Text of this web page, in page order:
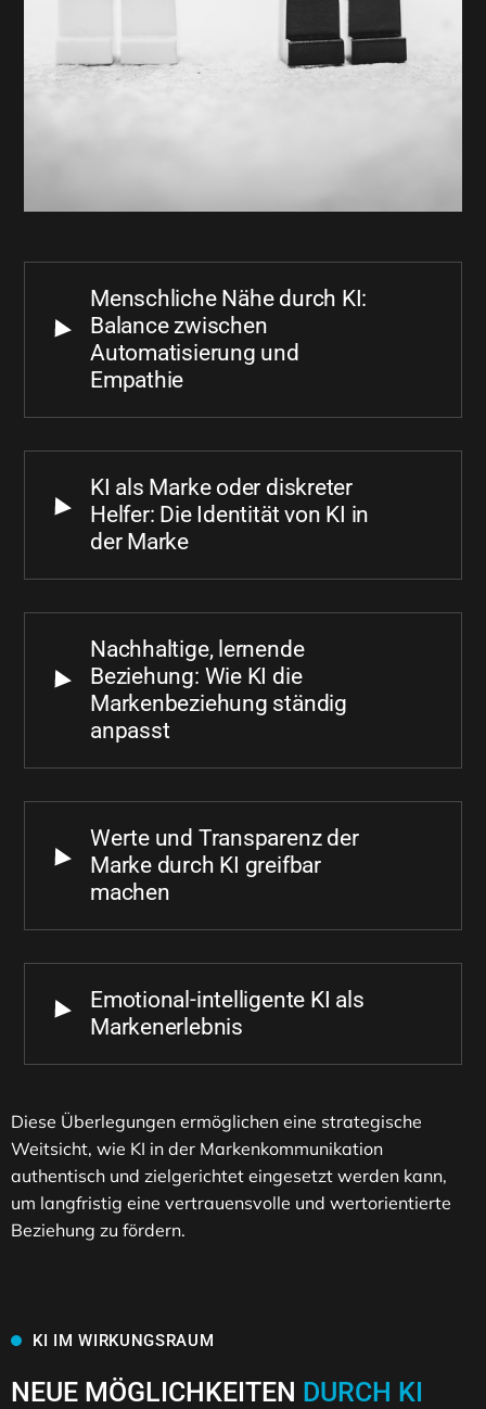
Menschliche Nähe durch KI:
Balance zwischen
Automatisierung und
Empathie
KI als Marke oder diskreter
Helfer: Die Identität von KI in
der Marke
Nachhaltige, lernende
Beziehung: Wie KI die
Markenbeziehung ständig
anpasst
Werte und Transparenz der
Marke durch KI greifbar
machen
Emotional-intelligente KI als
Markenerlebnis
Diese Überlegungen ermöglichen eine strategische
Weitsicht, wie KI in der Markenkommunikation
authentisch und zielgerichtet eingesetzt werden kann,
um langfristig eine vertrauensvolle und wertorientierte
Beziehung zu fördern.
KI IM WIRKUNGSRAUM
NEUE MÖGLICHKEITEN DURCH KI